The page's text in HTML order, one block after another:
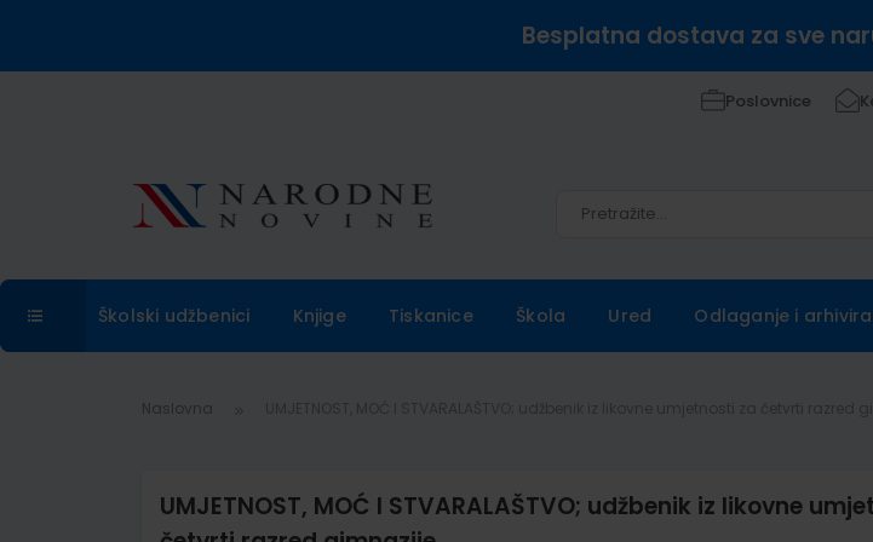
Besplatna dostava za sve
Poslovnice
Školski udžbenici Knjige Tiskanice Škola Ured Odlaganje i
Naslovna
UMJETNOST, MOĆ I STVARALAŠTVO; udžbenik iz likovne